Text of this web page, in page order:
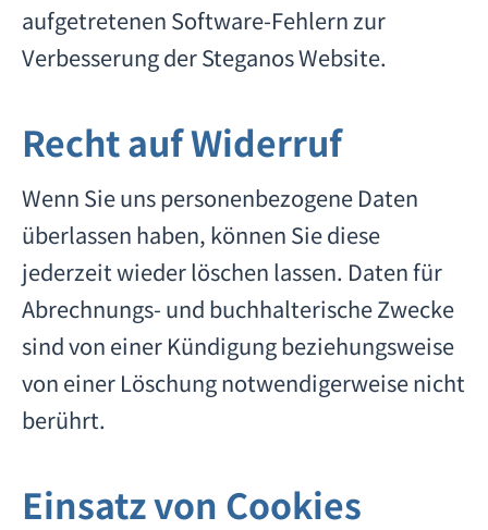
aufgetretenen Software-Fehlern zur
Verbesserung der Steganos Website.
Recht auf Widerruf
Wenn Sie uns personenbezogene Daten
überlassen haben, können Sie diese
jederzeit wieder löschen lassen. Daten für
Abrechnungs- und buchhalterische Zwecke
sind von einer Kündigung beziehungsweise
von einer Löschung notwendigerweise nicht
berührt.
Einsatz von Cookies